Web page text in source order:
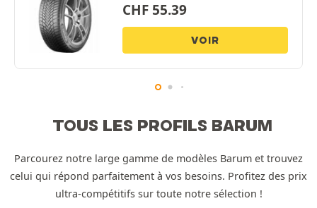
CHF 55.39
VOIR
TOUS LES PROFILS BARUM
Parcourez notre large gamme de modèles Barum et trouvez
celui qui répond parfaitement à vos besoins. Profitez des prix
ultra-compétitifs sur toute notre sélection !